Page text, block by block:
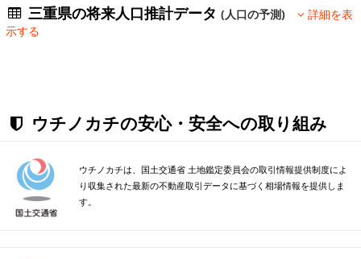
三重県の将来人口推計データ(人口の予測)
詳細を表
示する
ウチノカチの安心・安全への取り組み
ウチノカチは、国土交通省 土地鑑定委員会の取引情報提供制度によ
り収集された最新の不動産取引データに基づく相場情報を提供しま
す。